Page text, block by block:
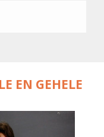
Oefening 1
getallen -
EN GEHELE